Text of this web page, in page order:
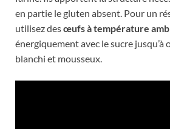
en partie le gluten absent. Pour un
utilisez desœufs à température
énergiquement avec le sucre jusqu’à
blanchi et mousseux.